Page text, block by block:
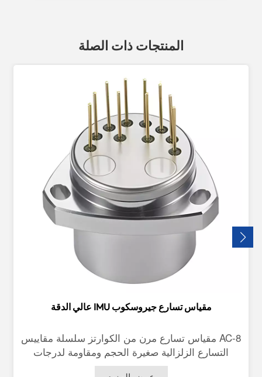
المنتجات ذات الصلة
مقياس تسارع جيروسكوب IMU عالي الدقة
AC-8 مقياس تسارع مرن من الكوارتز سلسلة مقاييس
التسارع الزلزالية صغيرة الحجم ومقاومة لدرجات
الحرارة العالية. يتميز هذا المنتج بدقة تكرار ممتازة،